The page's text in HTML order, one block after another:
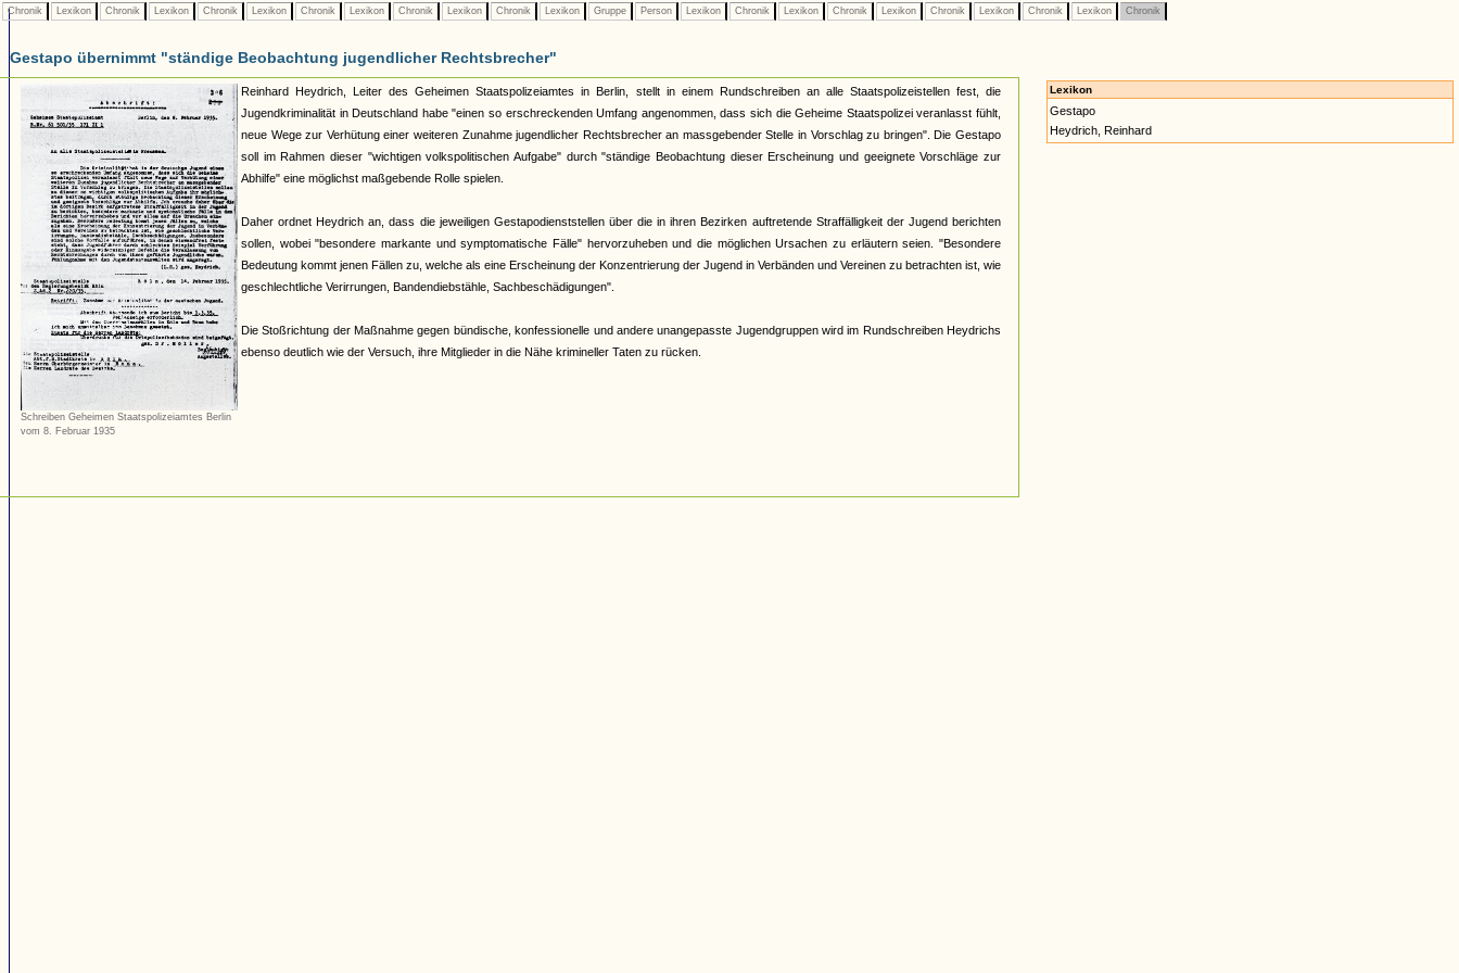
Chronik Lexikon Chronik Lexikon Chronik Lexikon Chronik Lexikon Chronik Lexikon Chronik Lexikon Gruppe Person Lexikon Chronik Lexikon Chronik Lexikon Chronik Lexikon Chronik Lexikon Chronik
Gestapo übernimmt "ständige Beobachtung jugendlicher Rechtsbrecher"
Schreiben Geheimen Staatspolizeiamtes Berlin
vom 8. Februar 1935
Reinhard Heydrich, Leiter des Geheimen Staatspolizeiamtes in Berlin, stellt in einem Rundschreiben an alle Staatspolizeistellen fest, die
Jugendkriminalität in Deutschland habe "einen so erschreckenden Umfang angenommen, dass sich die Geheime Staatspolizei veranlasst fühlt,
neue Wege zur Verhütung einer weiteren Zunahme jugendlicher Rechtsbrecher an massgebender Stelle in Vorschlag zu bringen". Die Gestapo
soll im Rahmen dieser "wichtigen volkspolitischen Aufgabe" durch "ständige Beobachtung dieser Erscheinung und geeignete Vorschläge zur
Abhilfe" eine möglichst maßgebende Rolle spielen.
Daher ordnet Heydrich an, dass die jeweiligen Gestapodienststellen über die in ihren Bezirken auftretende Straffälligkeit der Jugend berichten
sollen, wobei "besondere markante und symptomatische Fälle" hervorzuheben und die möglichen Ursachen zu erläutern seien. "Besondere
Bedeutung kommt jenen Fällen zu, welche als eine Erscheinung der Konzentrierung der Jugend in Verbänden und Vereinen zu betrachten ist, wie
geschlechtliche Verirrungen, Bandendiebstähle, Sachbeschädigungen".
Die Stoßrichtung der Maßnahme gegen bündische, konfessionelle und andere unangepasste Jugendgruppen wird im Rundschreiben Heydrichs
ebenso deutlich wie der Versuch, ihre Mitglieder in die Nähe krimineller Taten zu rücken.
Lexikon
Gestapo
Heydrich, Reinhard